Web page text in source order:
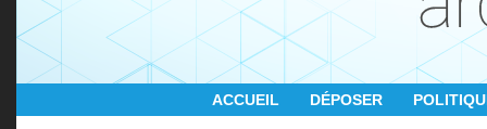
ACCUEIL DÉPOSER